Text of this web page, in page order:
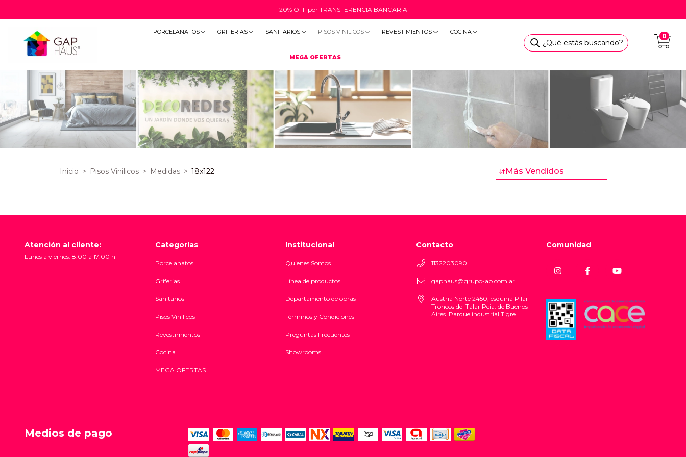
20% OFF por TRANSFERENCIA BANCARIA
PORCELANATOS GRIFERIAS SANITARIOS PISOS VINILICOS REVESTIMIENTOS COCINA
MEGA OFERTAS
¿Qué estás buscando?
0
Inicio > Pisos Vinilicos > Medidas > 18x122
Atención al cliente:
Lunes a viernes: 8:00 a 17:00 h
Categorías
Porcelanatos
Griferias
Sanitarios
Pisos Vinilicos
Revestimientos
Cocina
MEGA OFERTAS
Institucional
Quienes Somos
Línea de productos
Departamento de obras
Términos y Condiciones
Preguntas Frecuentes
Showrooms
Contacto
1132203090
gaphaus@grupo-ap.com.ar
Austria Norte 2450, esquina Pilar
Troncos del Talar Pcia. de Buenos
Aires. Parque industrial Tigre.
Comunidad
Medios de pago